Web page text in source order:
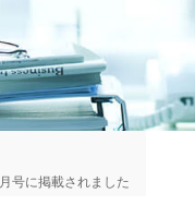
号に掲載されました